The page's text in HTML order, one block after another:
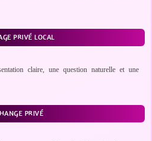
PRIVÉ LOCAL
claire, une question naturelle et une
PRIVÉ